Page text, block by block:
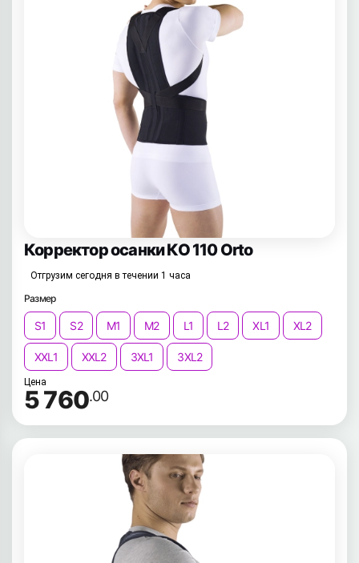
Корректор осанки КО 110 Orto
Отгрузим сегодня в течении 1 часа
Размер
S1 S2 M1 M2 L1 L2 XL1 XL2
XXL1 XXL2 3XL1 3XL2
Цена
5 760.00